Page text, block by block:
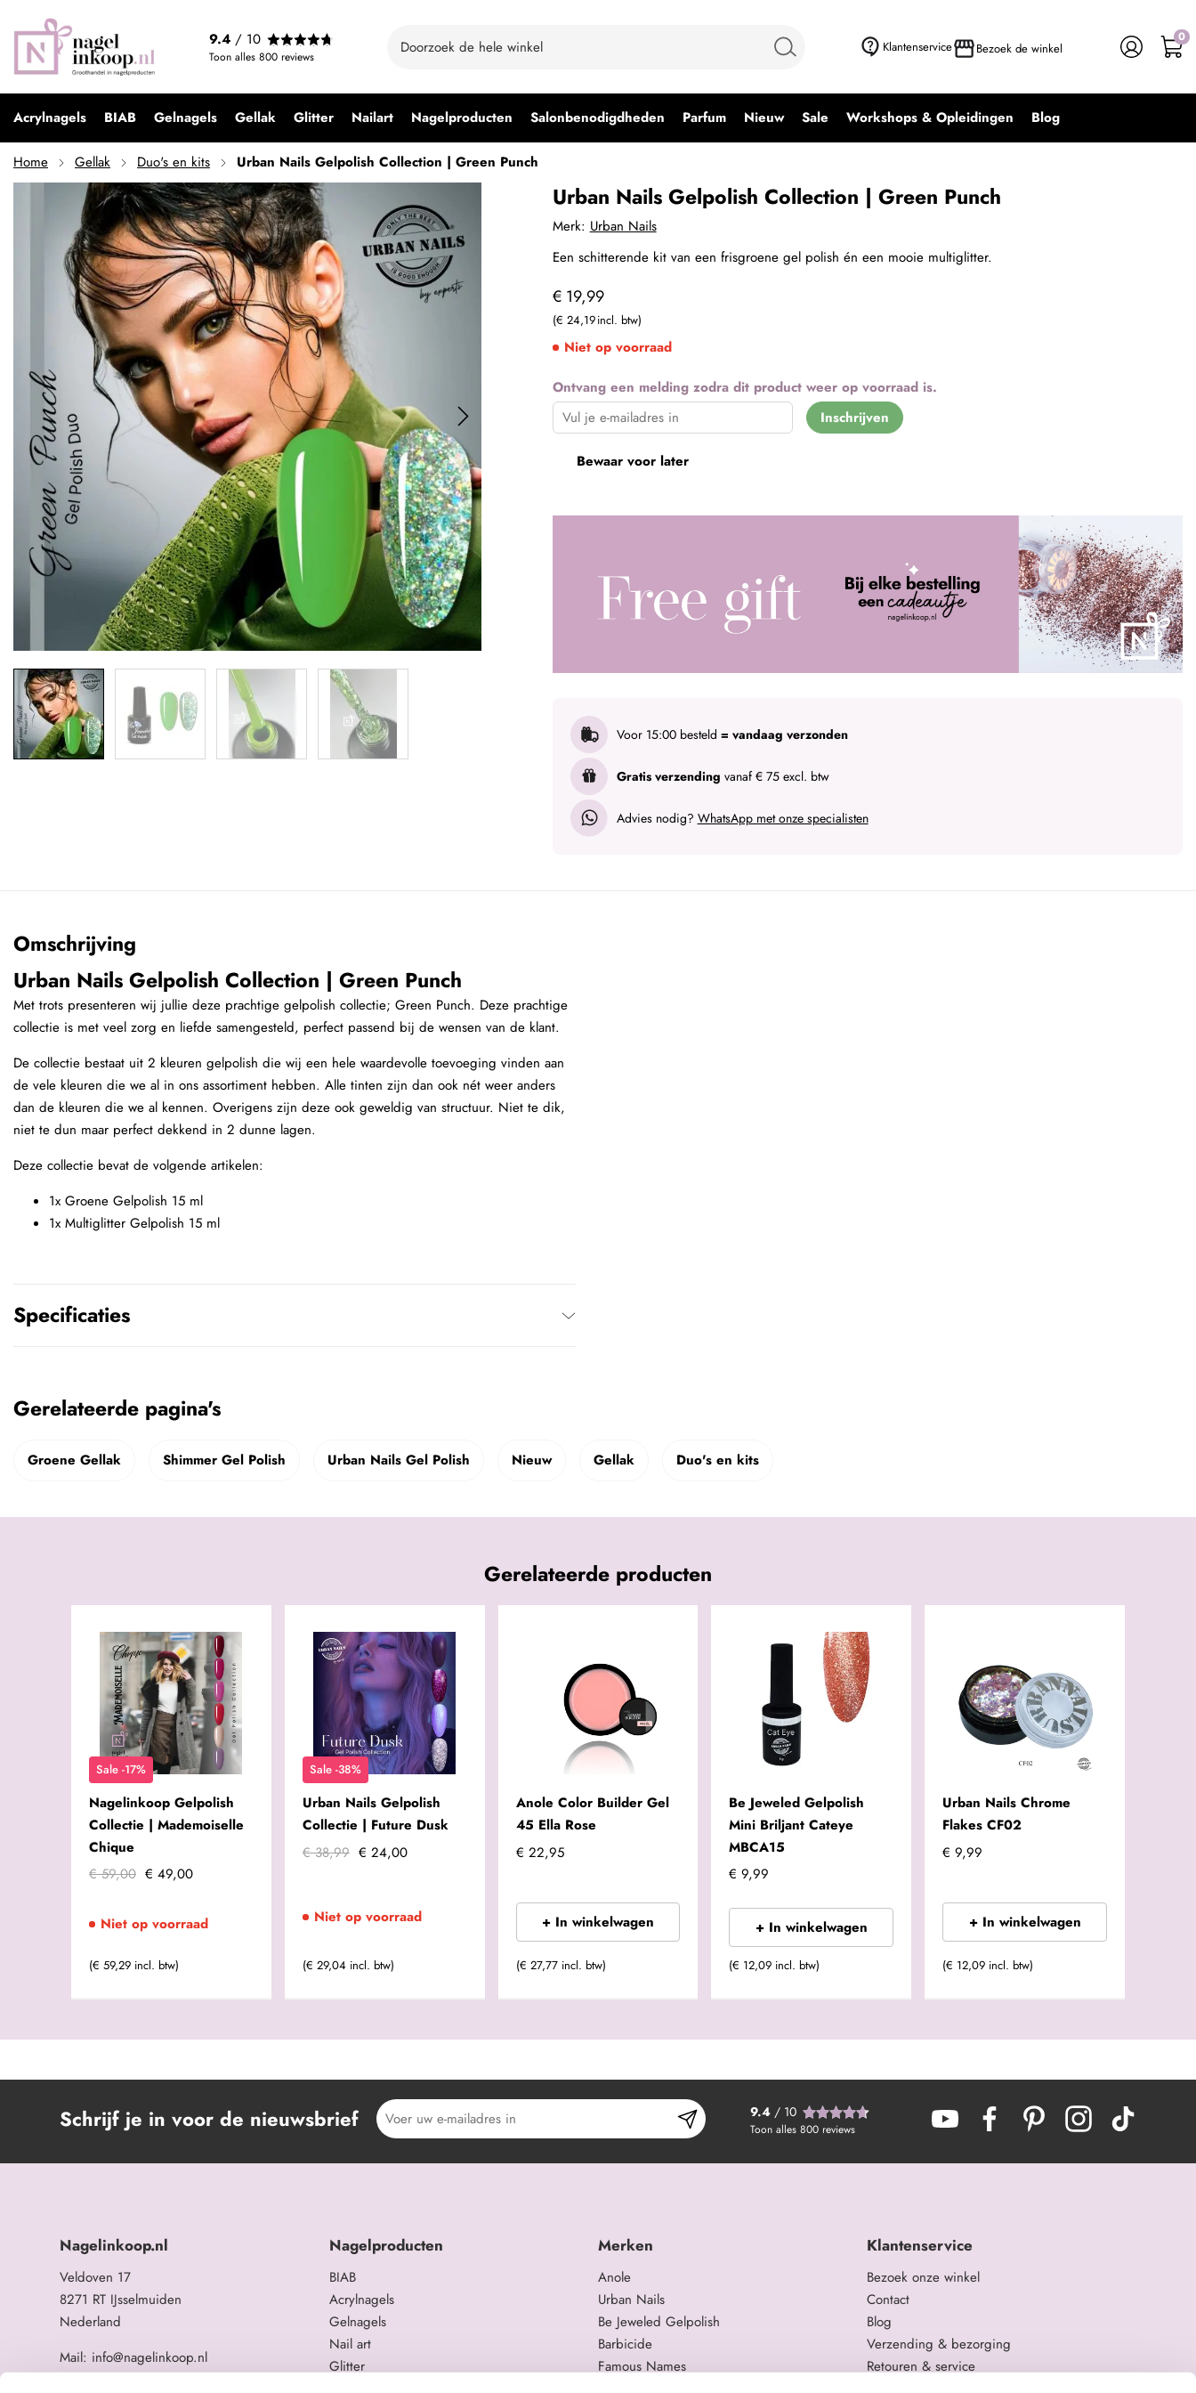
Klantenservice Bezoek de winkel
9.4 / 10
Toon alles 800 reviews
0
Acrylnagels BIAB Gelnagels Gellak Glitter Nailart Nagelproducten Salonbenodigdheden Parfum Nieuw Sale Workshops & Opleidingen Blog
Home Gellak Duo's en kits Urban Nails Gelpolish Collection | Green Punch
Urban Nails Gelpolish Collection | Green Punch
Ontvang een melding zodra dit product weer op voorraad is.
Inschrijven
€ 19,99
€ 24,19
Bewaar voor later
Merk: Urban Nails
Voor 15:00 besteld = vandaag verzonden
Gratis verzending vanaf € 75 excl. btw
Advies nodig? WhatsApp met onze specialisten
Niet op voorraad
Een schitterende kit van een frisgroene gel polish én een mooie multiglitter.
Omschrijving
Urban Nails Gelpolish Collection | Green Punch
Met trots presenteren wij jullie deze prachtige gelpolish collectie; Green Punch. Deze prachtige
collectie is met veel zorg en liefde samengesteld, perfect passend bij de wensen van de klant.
De collectie bestaat uit 2 kleuren gelpolish die wij een hele waardevolle toevoeging vinden aan
de vele kleuren die we al in ons assortiment hebben. Alle tinten zijn dan ook nét weer anders
dan de kleuren die we al kennen. Overigens zijn deze ook geweldig van structuur. Niet te dik,
niet te dun maar perfect dekkend in 2 dunne lagen.
Deze collectie bevat de volgende artikelen:
1x Groene Gelpolish 15 ml
1x Multiglitter Gelpolish 15 ml
Specificaties
Gerelateerde pagina's
Groene Gellak Shimmer Gel Polish Urban Nails Gel Polish Nieuw Gellak Duo's en kits
Gerelateerde producten
Sale -17%
Nagelinkoop Gelpolish
Collectie | Mademoiselle
Chique
€ 59,00 € 49,00
Niet op voorraad
(€ 59,29 incl. btw)
Sale -38%
Urban Nails Gelpolish
Collectie | Future Dusk
€ 38,99 € 24,00
Niet op voorraad
(€ 29,04 incl. btw)
Anole Color Builder Gel
45 Ella Rose
€ 22,95
+ In winkelwagen
(€ 27,77 incl. btw)
Be Jeweled Gelpolish
Mini Briljant Cateye
MBCA15
€ 9,99
+ In winkelwagen
(€ 12,09 incl. btw)
Urban Nails Chrome
Flakes CF02
€ 9,99
+ In winkelwagen
(€ 12,09 incl. btw)
Schrijf je in voor de nieuwsbrief 9.4/ 10
Toon alles 800 reviews
Nagelinkoop.nl
Veldoven 17
8271 RT IJsselmuiden
Nederland
Mail: info@nagelinkoop.nl
Nagelproducten
BIAB
Acrylnagels
Gelnagels
Nail art
Glitter
Merken
Anole
Urban Nails
Be Jeweled Gelpolish
Barbicide
Famous Names
Klantenservice
Bezoek onze winkel
Contact
Blog
Verzending & bezorging
Retouren & service